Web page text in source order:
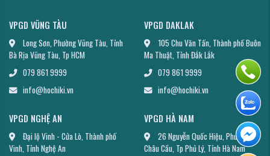
VPGD VŨNG TÀU
Long Sơn, Phường Vũng Tàu, Tỉnh
Bà Rịa Vũng Tàu, Tp HCM
079 861 9999
info@hochiki.vn
VPGD DAKLAK
105 Chu Văn Tấn, Thành phố Buôn
Ma Thuật, Tỉnh Đắk Lắk
079 861 9999
info@hochiki.vn
VPGD NGHỆ AN
Đại lộ Vinh - Cửa Lò, Thành phố
Vinh, Tỉnh Nghệ An
VPGD HÀ NAM
26 Nguyễn Quốc Hiệu, Phường
Châu Cầu, Tp Phủ Lý, Tỉnh Hà Nam